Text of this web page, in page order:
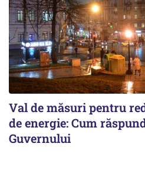
Val de măsuri pentru
de energie: Cum
Guvernului